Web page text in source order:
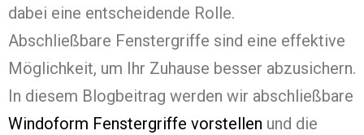
dabei eine entscheidende Rolle.
Abschließbare Fenstergriffe sind eine effektive
Möglichkeit, um Ihr Zuhause besser abzusichern.
In diesem Blogbeitrag werden wir abschließbare
Windoform Fenstergriffe vorstellen und die